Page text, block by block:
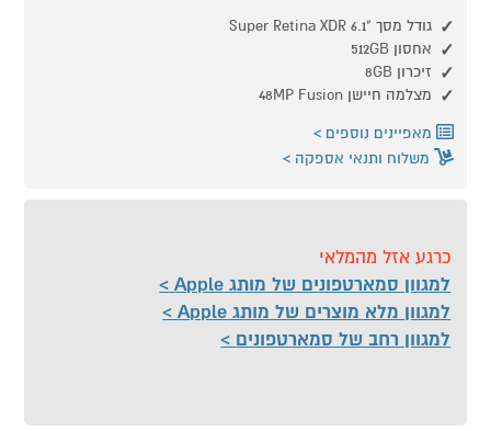
גודל מסך "6.1 Super Retina XDR
אחסון 512GB
זיכרון 8GB
מצלמה חיישן 48MP Fusion
מאפיינים נוספים
משלוח ותנאי אספקה
כרגע אזל מהמלאי
למגוון סמארטפונים של מותג Apple
למגוון מלא מוצרים של מותג Apple
למגוון רחב של סמארטפונים